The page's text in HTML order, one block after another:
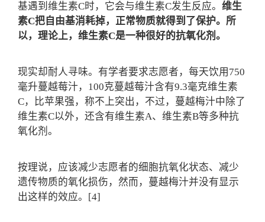
基遇到维生素C时，它会与维生素C发生反应。 维生
素C把自由基消耗掉，正常物质就得到了保护。所
以，理论上，维生素C是一种很好的抗氧化剂。
现实却耐人寻味。有学者要求志愿者，每天饮用750
毫升蔓越莓汁，100克蔓越莓汁含有9.3毫克维生素
C，比苹果强，称不上突出，不过，蔓越梅汁中除了
维生素C以外，还含有维生素A、维生素B等多种抗
氧化剂。
按理说，应该减少志愿者的细胞抗氧化状态、减少
遗传物质的氧化损伤，然而，蔓越梅汁并没有显示
出这样的效应。[4]